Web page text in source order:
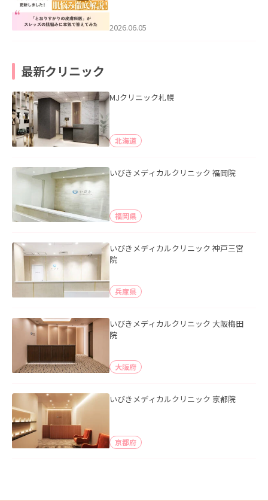
2026.06.05
最新クリニック
MJクリニック札幌
北海道
いびきメディカルクリニック 福岡院
福岡県
いびきメディカルクリニック 神戸三宮
院
兵庫県
いびきメディカルクリニック 大阪梅田
院
大阪府
いびきメディカルクリニック 京都院
京都府